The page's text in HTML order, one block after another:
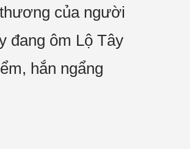
của người
đang ôm Lộ Tây
hắn ngẩng